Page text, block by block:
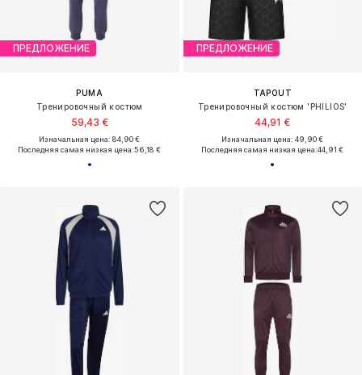
ПРЕДЛОЖЕНИЕ
PUMA
Тренировочный костюм
59,43 €
Изначальная цена: 84,90 €
Последняя самая низкая цена:56,18 €
ПРЕДЛОЖЕНИЕ
TAPOUT
Тренировочный костюм 'PHILIOS'
44,91 €
Изначальная цена: 49,90 €
Последняя самая низкая цена:44,91 €